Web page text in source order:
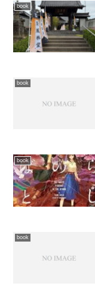
book
book
book
book